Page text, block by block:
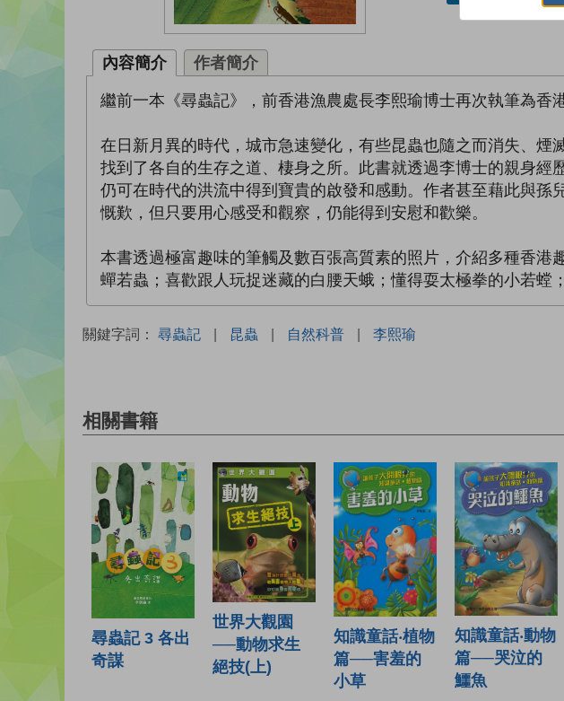
內容簡介 作者簡介
繼前一本《尋蟲記》，前香港漁農處長李熙瑜博士再次執筆為香
在日新月異的時代，城市急速變化，有些昆蟲也隨之而消失、
找到了各自的生存之道、棲身之所。此書就透過李博士的親身
仍可在時代的洪流中得到寶貴的啟發和感動。作者甚至藉此與
慨歎，但只要用心感受和觀察，仍能得到安慰和歡樂。
本書透過極富趣味的筆觸及數百張高質素的照片，介紹多種香
蟬若蟲；喜歡跟人玩捉迷藏的白腰天蛾；懂得耍太極拳的小若螳
關鍵字詞： 尋蟲記 | 昆蟲 | 自然科普 | 李熙瑜
相關書籍
尋蟲記 3 各出
奇謀
世界大觀園
──動物求生
絕技(上)
知識童話‧植物
篇──害羞的
小草
知識童話‧動物
篇──哭泣的
鱷魚